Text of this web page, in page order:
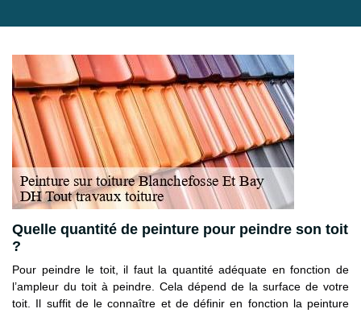
Quelle quantité de peinture pour peindre son toit
?
Pour peindre le toit, il faut la quantité adéquate en fonction de
l’ampleur du toit à peindre. Cela dépend de la surface de votre
toit. Il suffit de le connaître et de définir en fonction la peinture